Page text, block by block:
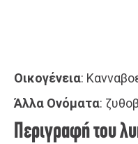
Οικογένεια:
Άλλα Ονόματα:
Περιγραφή του